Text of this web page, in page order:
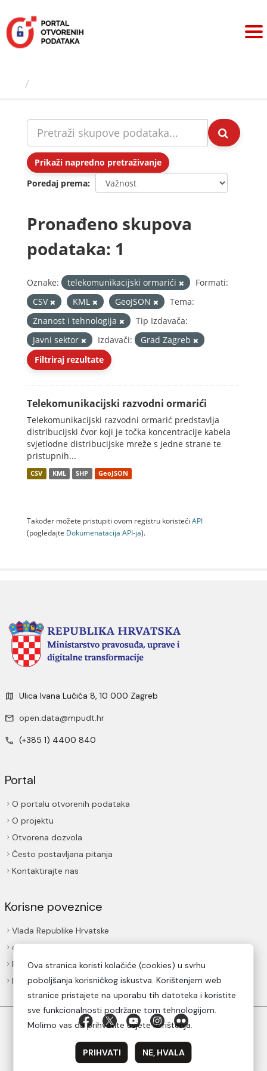
sadržaj
Prikaži napredno pretraživanje
Poredaj prema
Pronađeno skupova
podataka: 1
Oznake: telekomunikacijski ormarići
Formati:
CSV
KML GeoJSON
Tema:
Znanost i tehnologija
Tip Izdavača:
Javni sektor
Izdavači:
Grad Zagreb
Filtriraj rezultate
Telekomunikacijski razvodni ormarići
Telekomunikacijski razvodni ormarić predstavlja
distribucijski čvor koji je točka koncentracije kabela
svjetlodne distribucijske mreže s jedne strane te
pristupnih...
CSV KML SHP GeoJSON
Također možete pristupiti ovom registru koristeći API
(pogledajte Dokumenаtаcijа API-jа).